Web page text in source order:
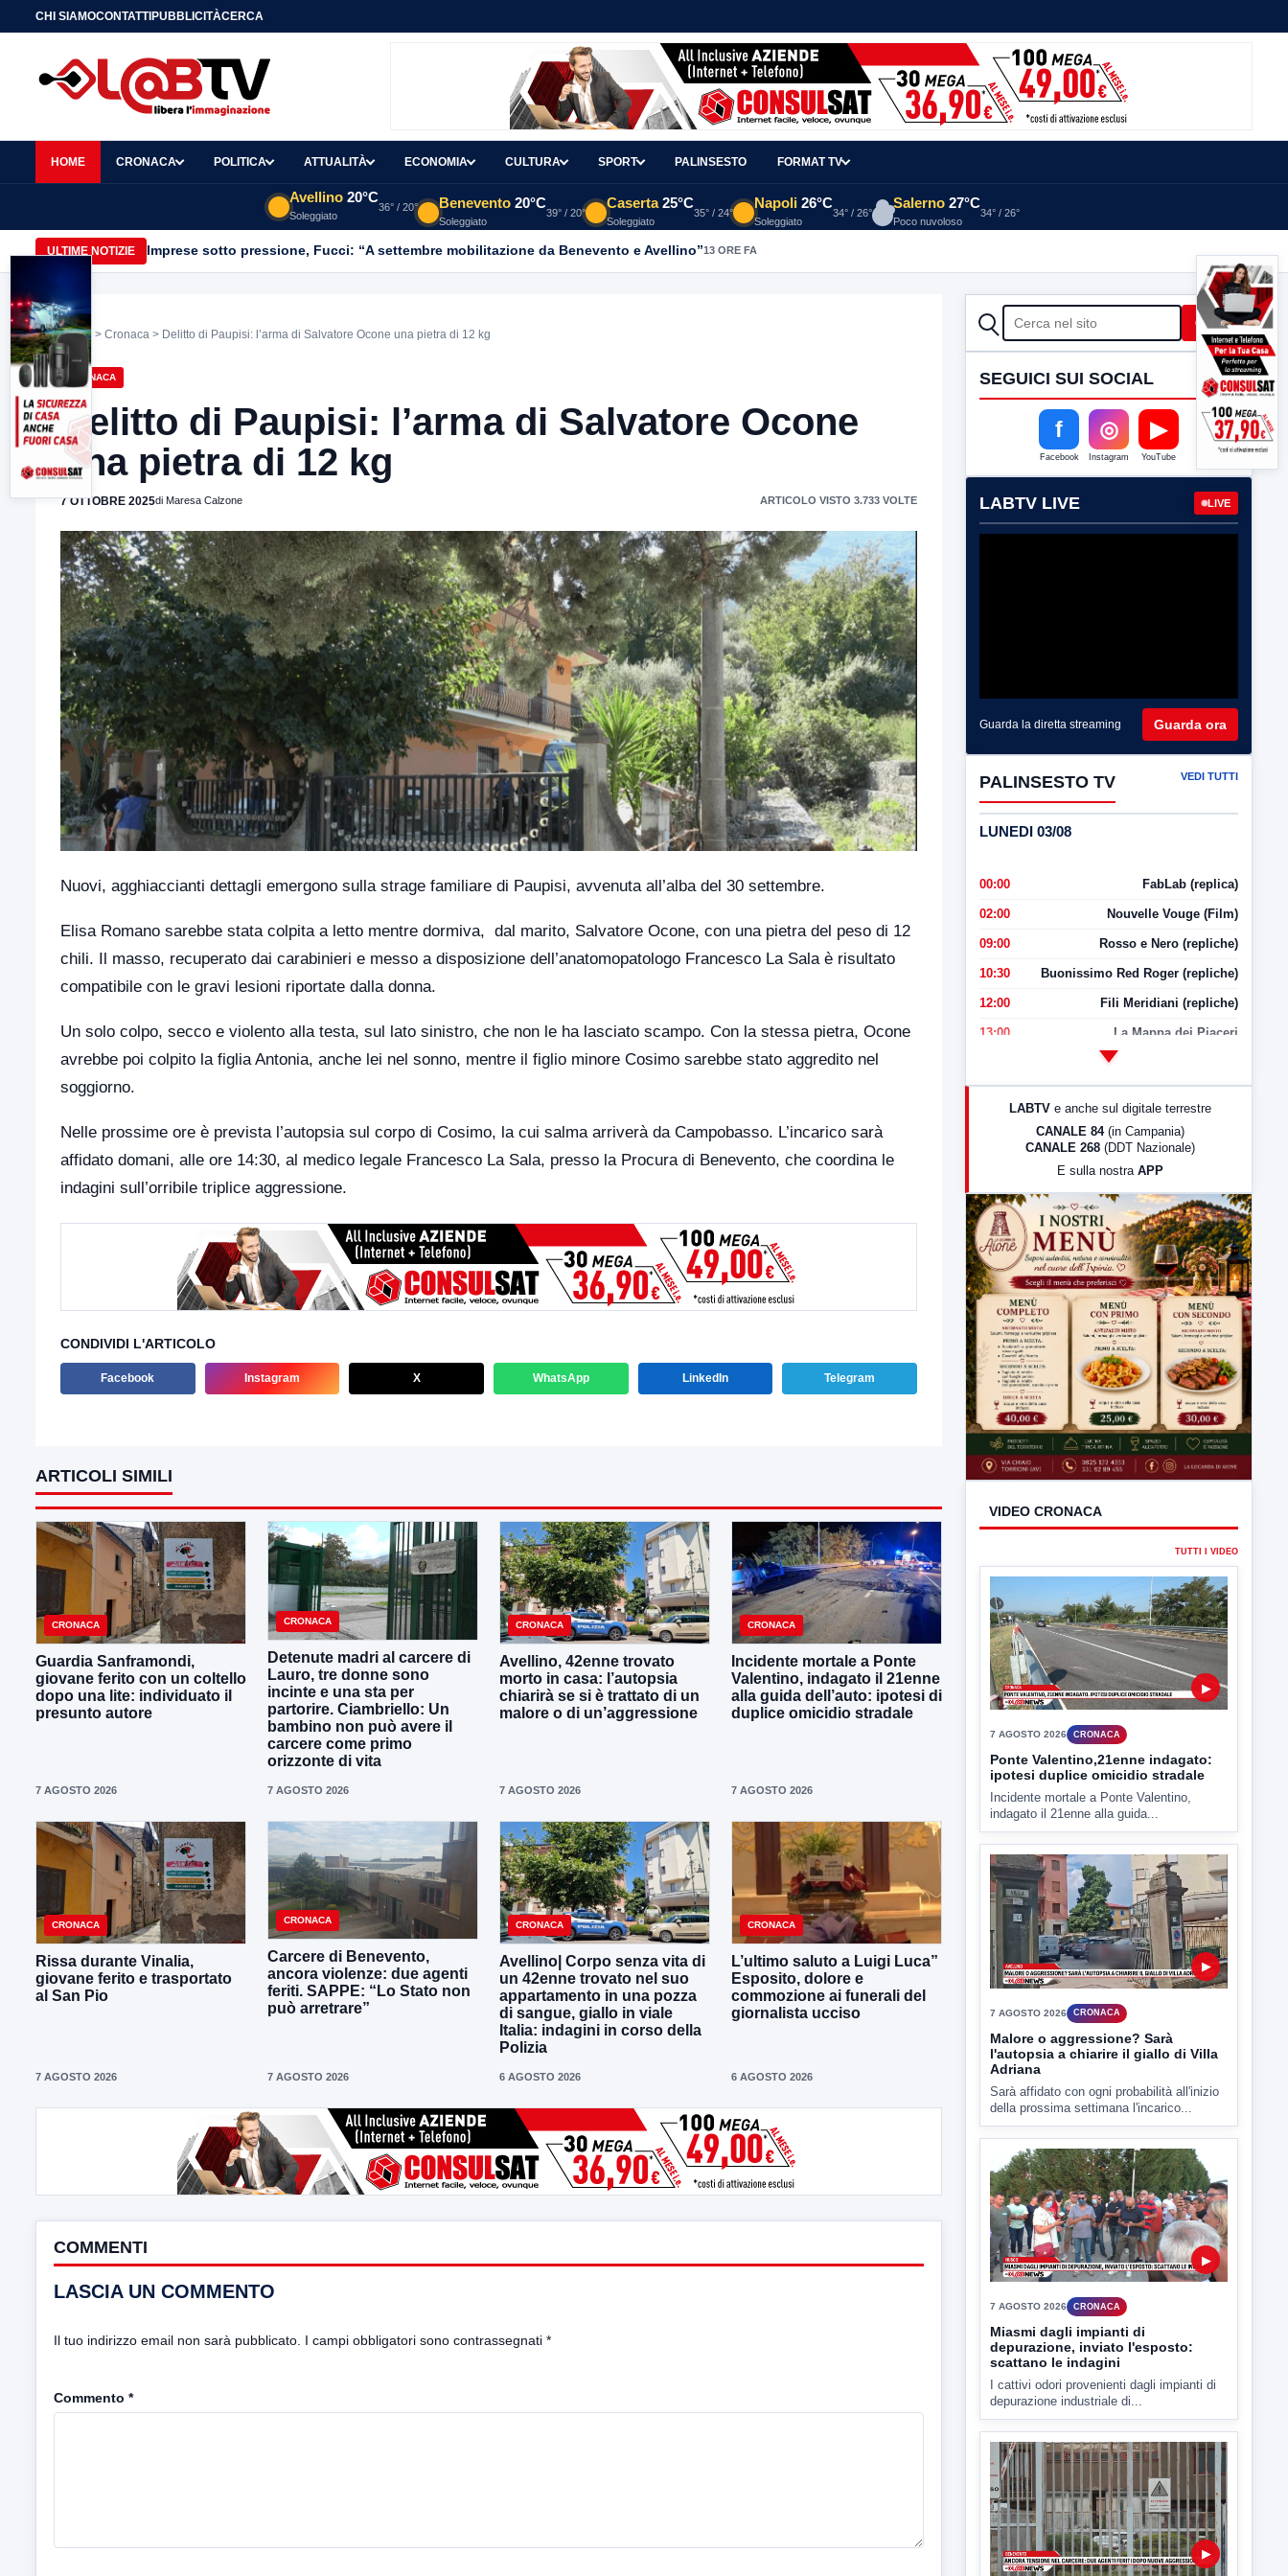
CHI SIAMOCONTATTIPUBBLICITÀCERCA
HOME CRONACA POLITICA ATTUALITÀ ECONOMIA CULTURA SPORT PALINSESTO FORMAT TV
Avellino 20°C
Soleggiato
36° / 20° Benevento 20°C
Soleggiato
39° / 20°
Caserta 25°C
Soleggiato
35° / 24°
Napoli 26°C
Soleggiato
34° / 26°
Salerno 27°C
Poco nuvoloso
34° / 26°
ULTIME NOTIZIE Imprese sotto pressione, Fucci: “A settembre mobilitazione da Benevento e Avellino”13 ORE FA
Home > Cronaca > Delitto di Paupisi: l’arma di Salvatore Ocone una pietra di 12 kg
CRONACA
Delitto di Paupisi: l’arma di Salvatore Ocone
una pietra di 12 kg
7 OTTOBRE 2025di Maresa Calzone ARTICOLO VISTO 3.733 VOLTE
Nuovi, agghiaccianti dettagli emergono sulla strage familiare di Paupisi, avvenuta all’alba del 30 settembre.
Elisa Romano sarebbe stata colpita a letto mentre dormiva, dal marito, Salvatore Ocone, con una pietra del peso di 12
chili. Il masso, recuperato dai carabinieri e messo a disposizione dell’anatomopatologo Francesco La Sala è risultato
compatibile con le gravi lesioni riportate dalla donna.
Un solo colpo, secco e violento alla testa, sul lato sinistro, che non le ha lasciato scampo. Con la stessa pietra, Ocone
avrebbe poi colpito la figlia Antonia, anche lei nel sonno, mentre il figlio minore Cosimo sarebbe stato aggredito nel
soggiorno.
Nelle prossime ore è prevista l’autopsia sul corpo di Cosimo, la cui salma arriverà da Campobasso. L’incarico sarà
affidato domani, alle ore 14:30, al medico legale Francesco La Sala, presso la Procura di Benevento, che coordina le
indagini sull’orribile triplice aggressione.
CONDIVIDI L'ARTICOLO
Facebook Instagram X WhatsApp LinkedIn Telegram
ARTICOLI SIMILI
CRONACA
Guardia Sanframondi,
giovane ferito con un coltello
dopo una lite: individuato il
presunto autore
7 AGOSTO 2026
CRONACA
Detenute madri al carcere di
Lauro, tre donne sono
incinte e una sta per
partorire. Ciambriello: Un
bambino non può avere il
carcere come primo
orizzonte di vita
7 AGOSTO 2026
CRONACA
Avellino, 42enne trovato
morto in casa: l’autopsia
chiarirà se si è trattato di un
malore o di un’aggressione
7 AGOSTO 2026
CRONACA
Incidente mortale a Ponte
Valentino, indagato il 21enne
alla guida dell’auto: ipotesi di
duplice omicidio stradale
7 AGOSTO 2026
CRONACA
Rissa durante Vinalia,
giovane ferito e trasportato
al San Pio
7 AGOSTO 2026
CRONACA
Carcere di Benevento,
ancora violenze: due agenti
feriti. SAPPE: “Lo Stato non
può arretrare”
7 AGOSTO 2026
CRONACA
Avellino| Corpo senza vita di
un 42enne trovato nel suo
appartamento in una pozza
di sangue, giallo in viale
Italia: indagini in corso della
Polizia
6 AGOSTO 2026
CRONACA
L’ultimo saluto a Luigi Luca”
Esposito, dolore e
commozione ai funerali del
giornalista ucciso
6 AGOSTO 2026
COMMENTI
LASCIA UN COMMENTO
Il tuo indirizzo email non sarà pubblicato. I campi obbligatori sono contrassegnati *
Commento *
CERCA Cerca
SEGUICI SUI SOCIAL
f
Facebook
◎
Instagram
▶
YouTube
LABTV LIVE LIVE
Guarda la diretta streaming Guarda ora
PALINSESTO TV VEDI TUTTI
LUNEDI 03/08
00:00 FabLab (replica)
02:00 Nouvelle Vouge (Film)
09:00 Rosso e Nero (repliche)
10:30 Buonissimo Red Roger (repliche)
12:00 Fili Meridiani (repliche)
13:00 La Mappa dei Piaceri
LabNews (Diretta)
23:00 LabNews (replica)
LABTV e anche sul digitale terrestre
CANALE 84 (in Campania)
CANALE 268 (DDT Nazionale)
E sulla nostra APP
VIDEO CRONACA
7 AGOSTO 2026 CRONACA
Ponte Valentino,21enne indagato:
ipotesi duplice omicidio stradale
Incidente mortale a Ponte Valentino,
indagato il 21enne alla guida...
▶
7 AGOSTO 2026 CRONACA
Malore o aggressione? Sarà
l'autopsia a chiarire il giallo di Villa
Adriana
Sarà affidato con ogni probabilità all'inizio
della prossima settimana l'incarico...
▶
7 AGOSTO 2026 CRONACA
Miasmi dagli impianti di
depurazione, inviato l'esposto:
scattano le indagini